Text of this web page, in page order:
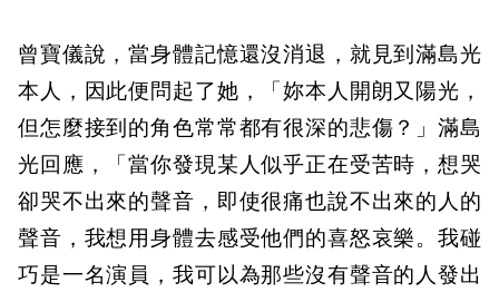
曾寶儀說，當身體記憶還沒消退，就見到滿島光
本人，因此便問起了她，「妳本人開朗又陽光，
但怎麼接到的角色常常都有很深的悲傷？」滿島
光回應，「當你發現某人似乎正在受苦時，想哭
卻哭不出來的聲音，即使很痛也說不出來的人的
聲音，我想用身體去感受他們的喜怒哀樂。我碰
巧是一名演員，我可以為那些沒有聲音的人發出